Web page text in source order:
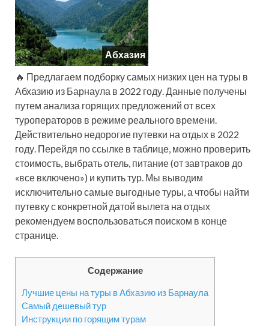
Абхазия
🔥 Предлагаем подборку самых низких цен на туры в
Абхазию из Барнаула в 2022 году. Данные получены
путем анализа горящих предложений от всех
туроператоров в режиме реального времени.
Действительно недорогие путевки на отдых в 2022
году. Перейдя по ссылке в таблице, можно проверить
стоимость, выбрать отель, питание (от завтраков до
«все включено») и купить тур. Мы выводим
исключительно самые выгодные туры, а чтобы найти
путевку с конкретной датой вылета на отдых
рекомендуем воспользоваться поиском в конце
странице.
Содержание
Лучшие цены на туры в Абхазию из Барнаула
Самый дешевый тур
Инструкции по горящим турам